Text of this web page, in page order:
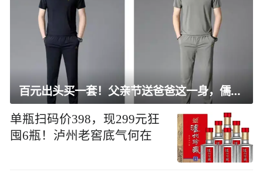
百元出头买一套！父亲节送爸爸这一身，儒雅有型还凉爽
单瓶扫码价398，现299元狂
囤6瓶！泸州老窖底气何在